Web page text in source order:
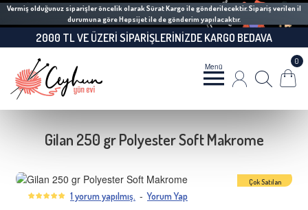
Vermiş olduğunuz siparişler öncelik olarak Sürat Kargo ile gönderilecektir. Sipariş verilen il
durumuna göre Hepsijet ile de gönderim yapılacaktır.
2000 TL VE ÜZERI SIPARIŞLERINIZDE KARGO BEDAVA
0
Gilan 250 gr Polyester Soft Makrome
Çok Satılan
1 yorum yapılmış. - Yorum Yap